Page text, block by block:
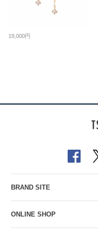
19,000円
BRAND SITE
ONLINE SHOP